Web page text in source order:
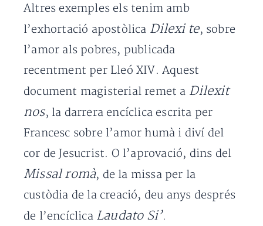
Altres exemples els tenim amb
l’exhortació apostòlica Dilexi te, sobre
l’amor als pobres, publicada
recentment per Lleó XIV. Aquest
document magisterial remet a Dilexit
nos, la darrera encíclica escrita per
Francesc sobre l’amor humà i diví del
cor de Jesucrist. O l’aprovació, dins del
Missal romà, de la missa per la
custòdia de la creació, deu anys després
de l’encíclica Laudato Si’.